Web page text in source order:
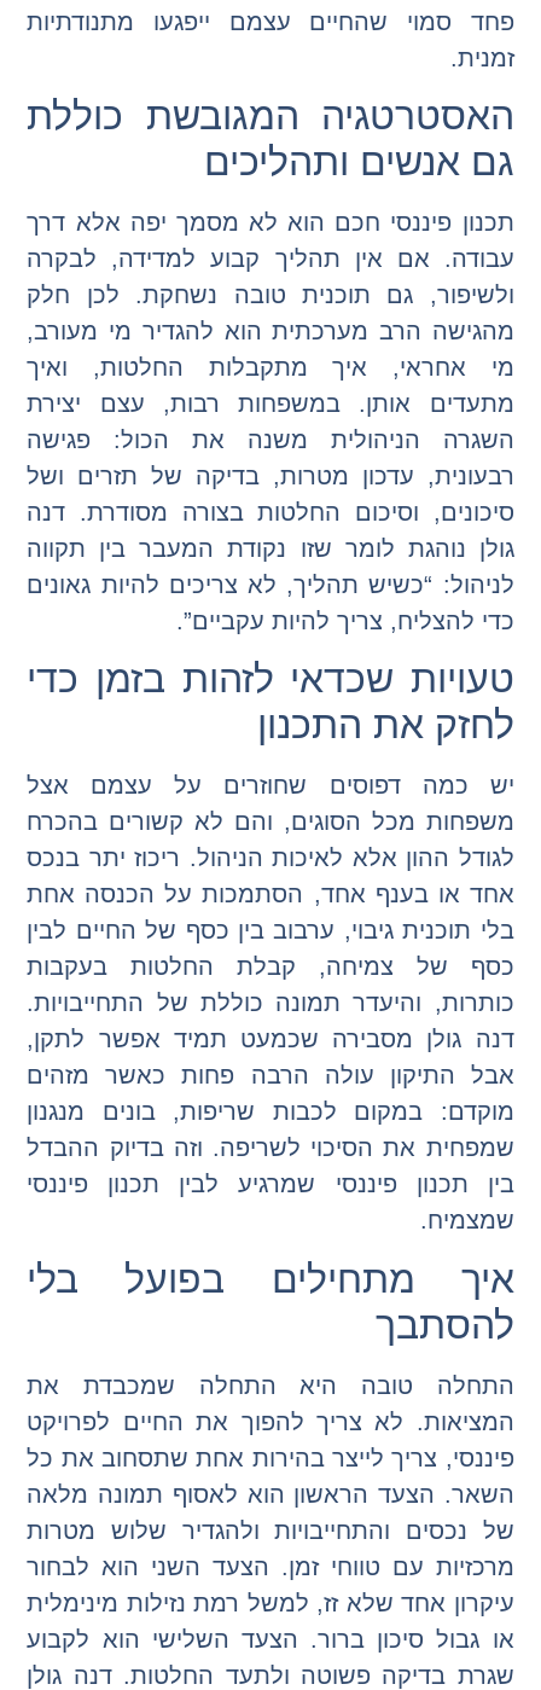
פחד סמוי שהחיים עצמם ייפגעו מתנודתיות
זמנית.
האסטרטגיה המגובשת כוללת
גם אנשים ותהליכים
תכנון פיננסי חכם הוא לא מסמך יפה אלא דרך
עבודה. אם אין תהליך קבוע למדידה, לבקרה
ולשיפור, גם תוכנית טובה נשחקת. לכן חלק
מהגישה הרב מערכתית הוא להגדיר מי מעורב,
מי אחראי, איך מתקבלות החלטות, ואיך
מתעדים אותן. במשפחות רבות, עצם יצירת
השגרה הניהולית משנה את הכול: פגישה
רבעונית, עדכון מטרות, בדיקה של תזרים ושל
סיכונים, וסיכום החלטות בצורה מסודרת. דנה
גולן נוהגת לומר שזו נקודת המעבר בין תקווה
לניהול: “כשיש תהליך, לא צריכים להיות גאונים
כדי להצליח, צריך להיות עקביים”.
טעויות שכדאי לזהות בזמן כדי
לחזק את התכנון
יש כמה דפוסים שחוזרים על עצמם אצל
משפחות מכל הסוגים, והם לא קשורים בהכרח
לגודל ההון אלא לאיכות הניהול. ריכוז יתר בנכס
אחד או בענף אחד, הסתמכות על הכנסה אחת
בלי תוכנית גיבוי, ערבוב בין כסף של החיים לבין
כסף של צמיחה, קבלת החלטות בעקבות
כותרות, והיעדר תמונה כוללת של התחייבויות.
דנה גולן מסבירה שכמעט תמיד אפשר לתקן,
אבל התיקון עולה הרבה פחות כאשר מזהים
מוקדם: במקום לכבות שריפות, בונים מנגנון
שמפחית את הסיכוי לשריפה. וזה בדיוק ההבדל
בין תכנון פיננסי שמרגיע לבין תכנון פיננסי
שמצמיח.
איך מתחילים בפועל בלי
להסתבך
התחלה טובה היא התחלה שמכבדת את
המציאות. לא צריך להפוך את החיים לפרויקט
פיננסי, צריך לייצר בהירות אחת שתסחוב את כל
השאר. הצעד הראשון הוא לאסוף תמונה מלאה
של נכסים והתחייבויות ולהגדיר שלוש מטרות
מרכזיות עם טווחי זמן. הצעד השני הוא לבחור
עיקרון אחד שלא זז, למשל רמת נזילות מינימלית
או גבול סיכון ברור. הצעד השלישי הוא לקבוע
שגרת בדיקה פשוטה ולתעד החלטות. דנה גולן